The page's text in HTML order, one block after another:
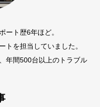
ート歴6年ほど。
トを担当していました。
年間500台以上のトラブル